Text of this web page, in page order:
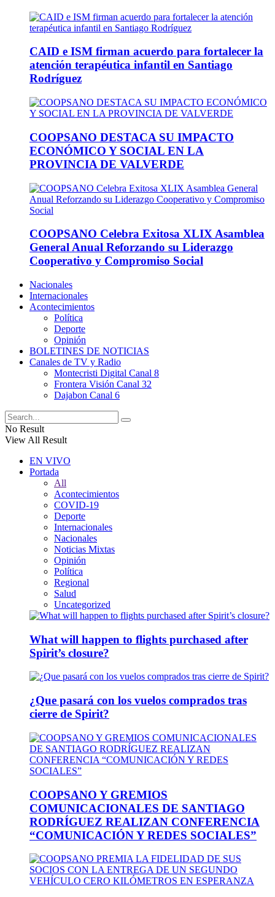
CAID e ISM firman acuerdo para fortalecer la
atención terapéutica infantil en Santiago
Rodríguez
COOPSANO DESTACA SU IMPACTO
ECONÓMICO Y SOCIAL EN LA
PROVINCIA DE VALVERDE
COOPSANO Celebra Exitosa XLIX Asamblea
General Anual Reforzando su Liderazgo
Cooperativo y Compromiso Social
Nacionales
Internacionales
Acontecimientos
Política
Deporte
Opinión
BOLETINES DE NOTICIAS
Canales de TV y Radio
Montecristi Digital Canal 8
Frontera Visión Canal 32
Dajabon Canal 6
No Result
View All Result
EN VIVO
Portada
All
Acontecimientos
COVID-19
Deporte
Internacionales
Nacionales
Noticias Mixtas
Opinión
Política
Regional
Salud
Uncategorized
What will happen to flights purchased after
Spirit’s closure?
¿Que pasará con los vuelos comprados tras
cierre de Spirit?
COOPSANO Y GREMIOS
COMUNICACIONALES DE SANTIAGO
RODRÍGUEZ REALIZAN CONFERENCIA
“COMUNICACIÓN Y REDES SOCIALES”